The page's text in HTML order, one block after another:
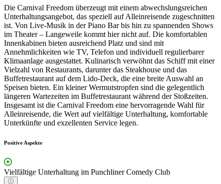
Die Carnival Freedom überzeugt mit einem abwechslungsreichen
Unterhaltungsangebot, das speziell auf Alleinreisende zugeschnitten
ist. Von Live-Musik in der Piano Bar bis hin zu spannenden Shows
im Theater – Langeweile kommt hier nicht auf. Die komfortablen
Innenkabinen bieten ausreichend Platz und sind mit
Annehmlichkeiten wie TV, Telefon und individuell regulierbarer
Klimaanlage ausgestattet. Kulinarisch verwöhnt das Schiff mit einer
Vielzahl von Restaurants, darunter das Steakhouse und das
Buffetrestaurant auf dem Lido-Deck, die eine breite Auswahl an
Speisen bieten. Ein kleiner Wermutstropfen sind die gelegentlich
längeren Wartezeiten im Buffetrestaurant während der Stoßzeiten.
Insgesamt ist die Carnival Freedom eine hervorragende Wahl für
Alleinreisende, die Wert auf vielfältige Unterhaltung, komfortable
Unterkünfte und exzellenten Service legen.
Positive Aspekte
Vielfältige Unterhaltung im Punchliner Comedy Club